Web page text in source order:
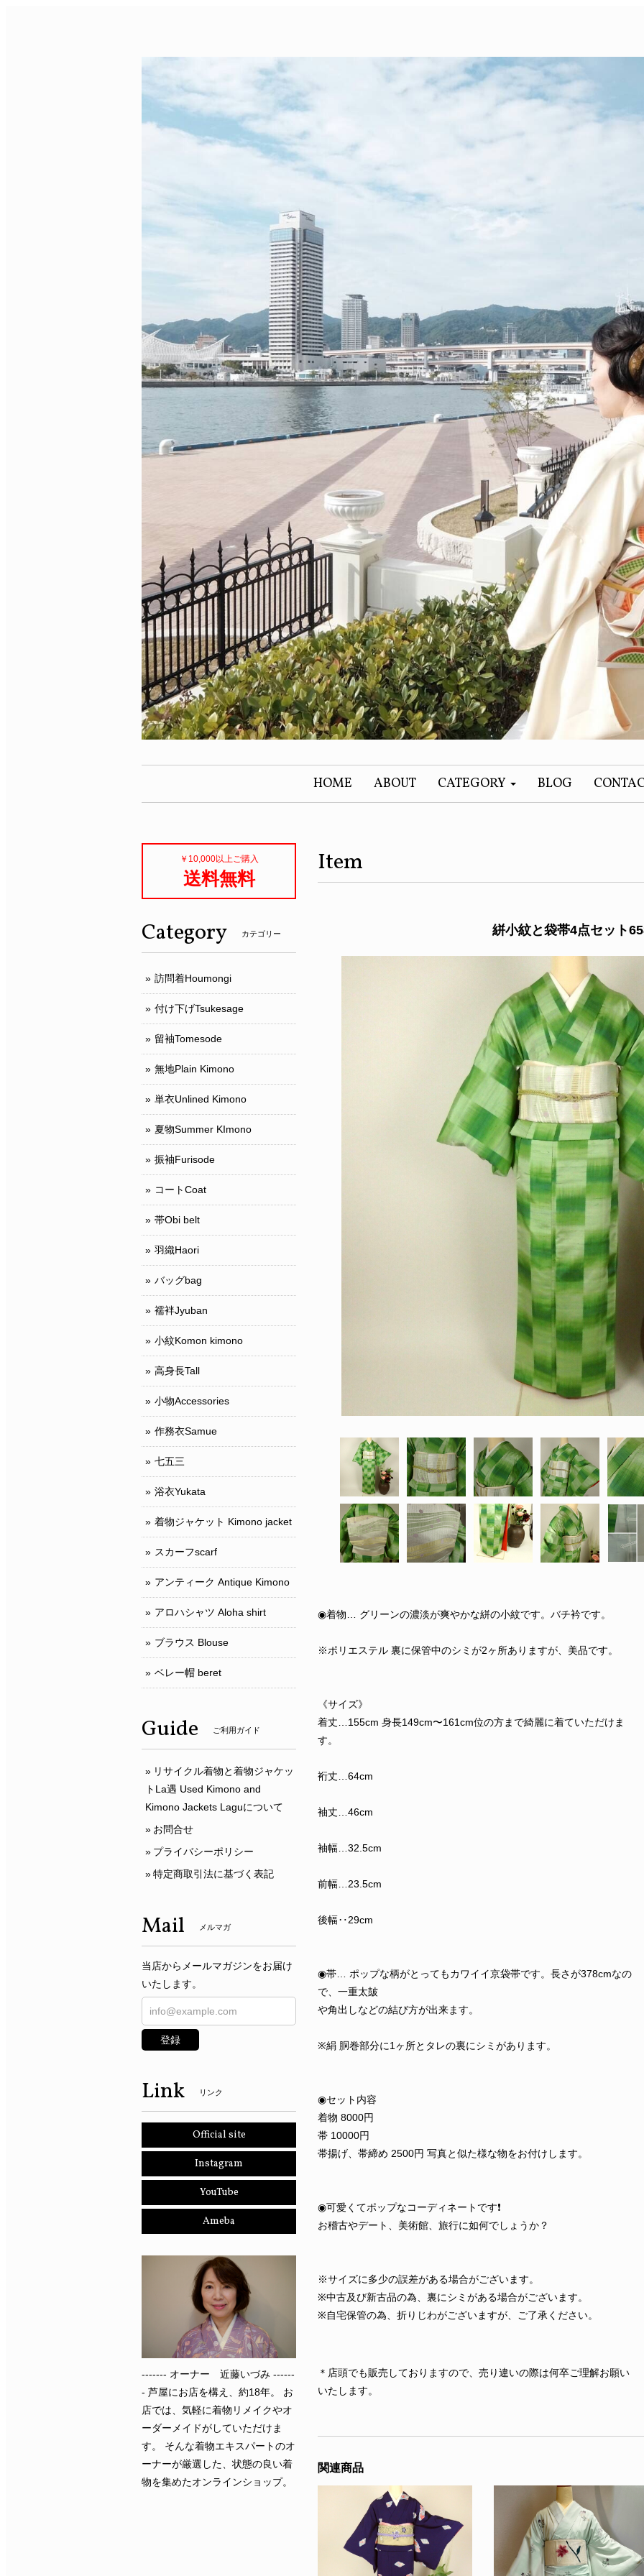
HOME ABOUT CATEGORY BLOG
Item
絣小紋と袋帯4点セット
◉着物… グリーンの濃淡が爽やかな絣の小紋です。バチ衿です。
※ポリエステル 裏に保管中のシミが2ヶ所ありますが、美品です。
《サイズ》
着丈…155cm 身長149cm〜161cm位の方まで綺麗に着ていただけま
す。
裄丈…64cm
袖丈…46cm
袖幅…32.5cm
前幅…23.5cm
後幅‥29cm
◉帯… ポップな柄がとってもカワイイ京袋帯です。長さが378cmなの
で、一重太皷
や角出しなどの結び方が出来ます。
※絹 胴巻部分に1ヶ所とタレの裏にシミがあります。
◉セット内容
着物 8000円
帯 10000円
帯揚げ、帯締め 2500円 写真と似た様な物をお付けします。
◉可愛くてポップなコーディネートです❗️
お稽古やデート、美術館、旅行に如何でしょうか？
※サイズに多少の誤差がある場合がございます。
※中古及び新古品の為、裏にシミがある場合がございます。
※自宅保管の為、折りじわがございますが、ご了承ください。
＊店頭でも販売しておりますので、売り違いの際は何卒ご理解お願い
いたします。
関連商品
￥10,000以上ご購入
送料無料
Category カテゴリー
訪問着Houmongi
付け下げTsukesage
留袖Tomesode
無地Plain Kimono
単衣Unlined Kimono
夏物Summer KImono
振袖Furisode
コートCoat
帯Obi belt
羽織Haori
バッグbag
襦袢Jyuban
小紋Komon kimono
高身長Tall
小物Accessories
作務衣Samue
七五三
浴衣Yukata
着物ジャケット Kimono jacket
スカーフscarf
アンティーク Antique Kimono
アロハシャツ Aloha shirt
ブラウス Blouse
ベレー帽 beret
Guide ご利用ガイド
リサイクル着物と着物ジャケッ
トLa遇 Used Kimono and
Kimono Jackets Laguについて
お問合せ
プライバシーポリシー
特定商取引法に基づく表記
Mail メルマガ
当店からメールマガジンをお届け
いたします。
登録
Link リンク
Official site
Instagram
YouTube
Ameba
------- オーナー 近藤いづみ ------
- 芦屋にお店を構え、約18年。 お
店では、気軽に着物リメイクやオ
ーダーメイドがしていただけま
す。 そんな着物エキスパートのオ
ーナーが厳選した、状態の良い着
物を集めたオンラインショップ。